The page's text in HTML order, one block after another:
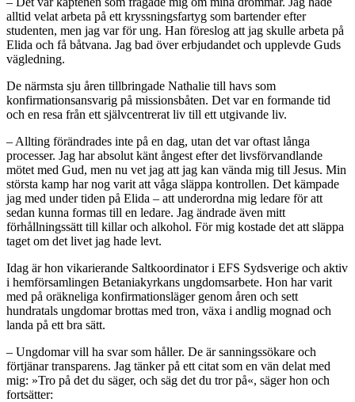
alltid velat arbeta på ett kryssningsfartyg som bartender efter
studenten, men jag var för ung. Han föreslog att jag skulle arbeta på
Elida och få båtvana. Jag bad över erbjudandet och upplevde Guds
vägledning.
De närmsta sju åren tillbringade Nathalie till havs som
konfirmationsansvarig på missionsbåten. Det var en formande tid
och en resa från ett självcentrerat liv till ett utgivande liv.
– Allting förändrades inte på en dag, utan det var oftast långa
processer. Jag har absolut känt ångest efter det livsförvandlande
mötet med Gud, men nu vet jag att jag kan vända mig till Jesus. Min
största kamp har nog varit att våga släppa kontrollen. Det kämpade
jag med under tiden på Elida – att underordna mig ledare för att
sedan kunna formas till en ledare. Jag ändrade även mitt
förhållningssätt till killar och alkohol. För mig kostade det att släppa
taget om det livet jag hade levt.
Idag är hon vikarierande Saltkoordinator i EFS Sydsverige och aktiv
i hemförsamlingen Betaniakyrkans ungdomsarbete. Hon har varit
med på oräkneliga konfirmationsläger genom åren och sett
hundratals ungdomar brottas med tron, växa i andlig mognad och
landa på ett bra sätt.
– Ungdomar vill ha svar som håller. De är sanningssökare och
förtjänar transparens. Jag tänker på ett citat som en vän delat med
mig: »Tro på det du säger, och säg det du tror på«, säger hon och
fortsätter: